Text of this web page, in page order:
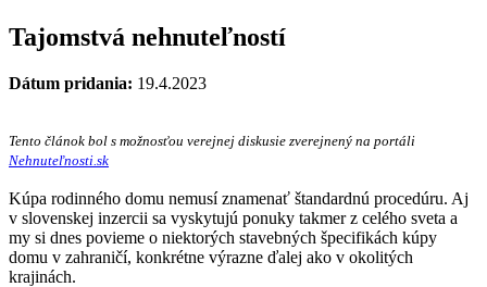
Tajomstvá nehnuteľností
Dátum pridania: 19.4.2023
Tento článok bol s možnosťou verejnej diskusie zverejnený na portáli
Nehnuteľnosti.sk
Kúpa rodinného domu nemusí znamenať štandardnú procedúru. Aj
v slovenskej inzercii sa vyskytujú ponuky takmer z celého sveta a
my si dnes povieme o niektorých stavebných špecifikách kúpy
domu v zahraničí, konkrétne výrazne ďalej ako v okolitých
krajinách.